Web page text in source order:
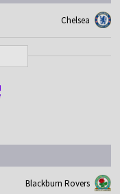
Chelsea
Blackburn Rovers